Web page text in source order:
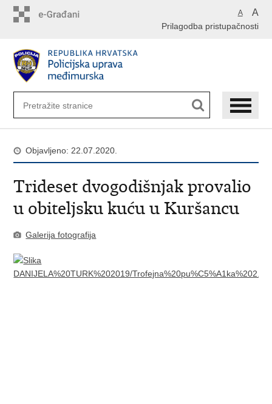
A A
Prilagodba pristupačnosti
Objavljeno: 22.07.2020.
Trideset dvogodišnjak provalio
u obiteljsku kuću u Kuršancu
Galerija fotografija